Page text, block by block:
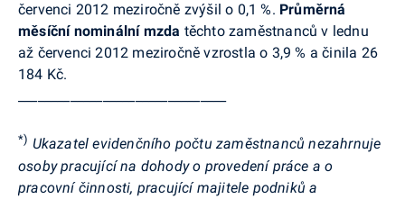
červenci 2012 meziročně zvýšil o 0,1 %. Průměrná
měsíční nominální mzda těchto zaměstnanců v lednu
až červenci 2012 meziročně vzrostla o 3,9 % a činila 26
184 Kč.
*) Ukazatel evidenčního počtu zaměstnanců nezahrnuje
osoby pracující na dohody o provedení práce a o
pracovní činnosti, pracující majitele podniků a